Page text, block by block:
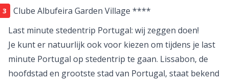
Clube Albufeira Garden Village ****
Last minute stedentrip Portugal: wij zeggen doen!
Je kunt er natuurlijk ook voor kiezen om tijdens je last
minute Portugal op
stedentrip
te gaan. Lissabon, de